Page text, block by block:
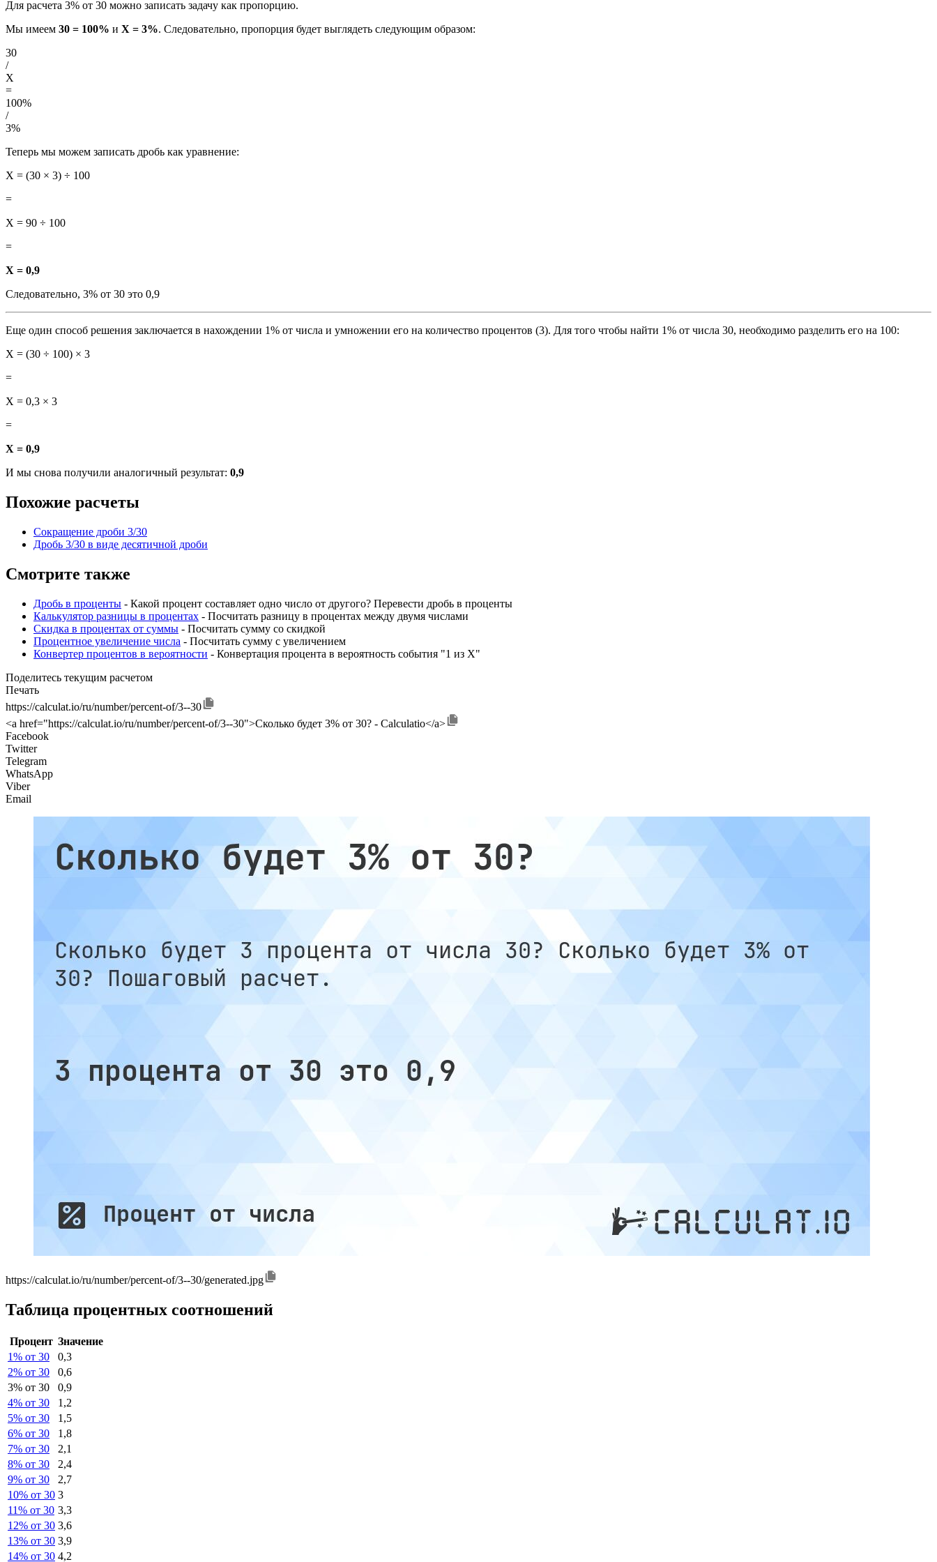
Для расчета 3% от 30 можно записать задачу как пропорцию.
Мы имеем 30 = 100% и X = 3%. Следовательно, пропорция будет выглядеть следующим образом:
30
/
X
=
100%
/
3%
Теперь мы можем записать дробь как уравнение:
X = (30 × 3) ÷ 100
=
X = 90 ÷ 100
=
X = 0,9
Следовательно, 3% от 30 это 0,9
Еще один способ решения заключается в нахождении 1% от числа и умножении его на количество процентов (3). Для того чтобы найти 1% от числа 30, необходимо разделить его на 100:
X = (30 ÷ 100) × 3
=
X = 0,3 × 3
=
X = 0,9
И мы снова получили аналогичный результат: 0,9
Похожие расчеты
Сокращение дроби 3/30
Дробь 3/30 в виде десятичной дроби
Смотрите также
Дробь в проценты - Какой процент составляет одно число от другого? Перевести дробь в проценты
Калькулятор разницы в процентах - Посчитать разницу в процентах между двумя числами
Скидка в процентах от суммы - Посчитать сумму со скидкой
Процентное увеличение числа - Посчитать сумму с увеличением
Конвертер процентов в вероятности - Конвертация процента в вероятность события "1 из X"
Поделитесь текущим расчетом
Печать
https://calculat.io/ru/number/percent-of/3--30
<a href="https://calculat.io/ru/number/percent-of/3--30">Сколько будет 3% от 30? - Calculatio</a>
Facebook
Twitter
Telegram
WhatsApp
Viber
Email
https://calculat.io/ru/number/percent-of/3--30/generated.jpg
Таблица процентных соотношений
Процент Значение
1% от 30
0,3
2% от 30
0,6
3% от 30
0,9
4% от 30
1,2
5% от 30
1,5
6% от 30
1,8
7% от 30
2,1
8% от 30
2,4
9% от 30
2,7
10% от 30 3
11% от 30 3,3
12% от 30 3,6
13% от 30 3,9
14% от 30 4,2